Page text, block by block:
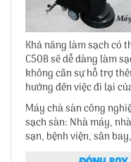
Khả năng làm sạch có
C50B sẽ dễ dàng làm
không cần sự hỗ trợ
hưởng đến việc đi lại
Máy chà sàn công
sạch sàn: Nhà máy,
sạn, bệnh viện, sân